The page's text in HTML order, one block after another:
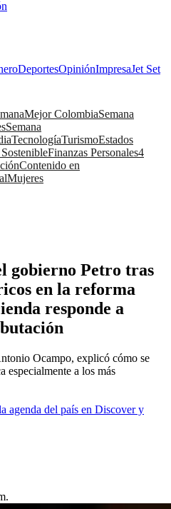
DeportesOpiniónImpresaJet Set
Mejor ColombiaSemana
Semana
TecnologíaTurismoEstados
Finanzas Personales4
Contenido en
Mujeres
gobierno Petro tras
en la reforma
responde a
Ocampo, explicó cómo se
especialmente a los más
agenda del país en Discover y